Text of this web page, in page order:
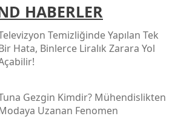
HABERLER
Temizliğinde Yapılan Tek
Hata, Binlerce Liralık Zarara Yol
Gezgin Kimdir? Mühendislikten
Uzanan Fenomen